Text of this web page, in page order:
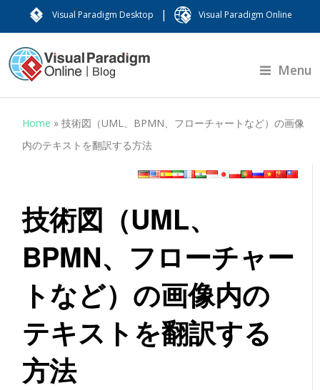
Visual Paradigm Desktop | Visual Paradigm Online
Menu
Home »技術図（UML、BPMN、フローチャートなど）の画像
内のテキストを翻訳する方法
技術図（UML、
BPMN、フローチャー
トなど）の画像内の
テキストを翻訳する
方法